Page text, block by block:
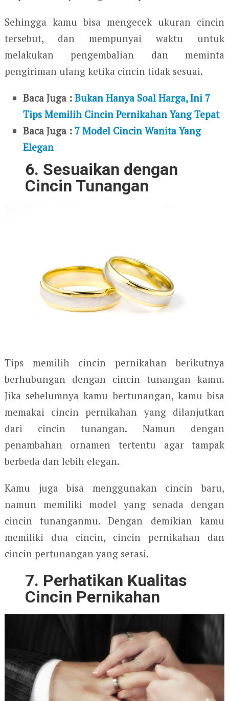
Sehingga kamu bisa mengecek ukuran cincin
tersebut, dan mempunyai waktu untuk
melakukan pengembalian dan meminta
pengiriman ulang ketika cincin tidak sesuai.
Baca Juga :Bukan Hanya Soal Harga, Ini 7
Tips Memilih Cincin Pernikahan Yang Tepat
Baca Juga : 7 Model Cincin Wanita Yang
Elegan
6. Sesuaikan dengan
Cincin Tunangan
Tips memilih cincin pernikahan berikutnya
berhubungan dengan cincin tunangan kamu.
Jika sebelumnya kamu bertunangan, kamu bisa
memakai cincin pernikahan yang dilanjutkan
dari cincin tunangan. Namun dengan
penambahan ornamen tertentu agar tampak
berbeda dan lebih elegan.
Kamu juga bisa menggunakan cincin baru,
namun memiliki model yang senada dengan
cincin tunanganmu. Dengan demikian kamu
memiliki dua cincin, cincin pernikahan dan
cincin pertunangan yang serasi.
7. Perhatikan Kualitas
Cincin Pernikahan